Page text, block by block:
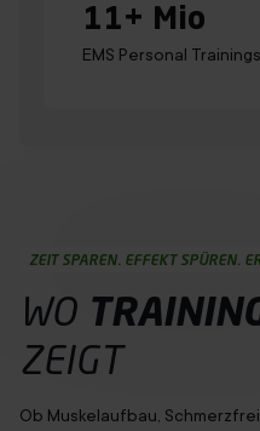
11+ Mio
EMS Personal
ZEIT SPAREN. EFFEKT SPÜREN.
WO
ZEIGT
Ob Muskelaufbau,